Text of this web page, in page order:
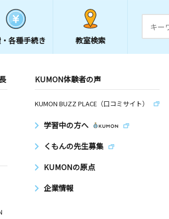
各種手続き 教室検索
KUMON体験者の声
KUMON BUZZ PLACE（口コミサイト）
学習中の方へ
くもんの先生募集
KUMONの原点
企業情報